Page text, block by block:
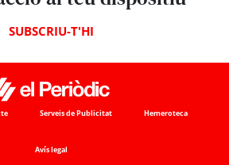
SUBSCRIU-T'HI
Serveis de Publicitat Hemeroteca
Avís legal